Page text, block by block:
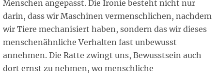
Menschen angepasst. Die Ironie besteht nicht nur
darin, dass wir Maschinen vermenschlichen, nachdem
wir Tiere mechanisiert haben, sondern das wir dieses
menschenähnliche Verhalten fast unbewusst
annehmen. Die Ratte zwingt uns, Bewusstsein auch
dort ernst zu nehmen, wo menschliche